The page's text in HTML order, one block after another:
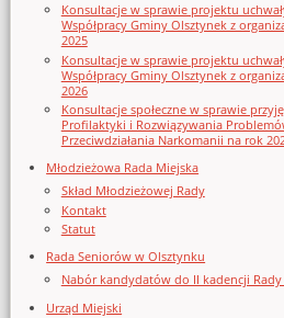
Konsultacje w sprawie projektu
Współpracy Gminy Olsztynek z
2025
Konsultacje w sprawie projektu
Współpracy Gminy Olsztynek z
2026
Konsultacje społeczne w sprawie
Profilaktyki i Rozwiązywania
Przeciwdziałania Narkomanii na rok
Młodzieżowa Rada Miejska
Skład Młodzieżowej Rady
Kontakt
Statut
Rada Seniorów w Olsztynku
Nabór kandydatów do II kadencji
Urząd Miejski